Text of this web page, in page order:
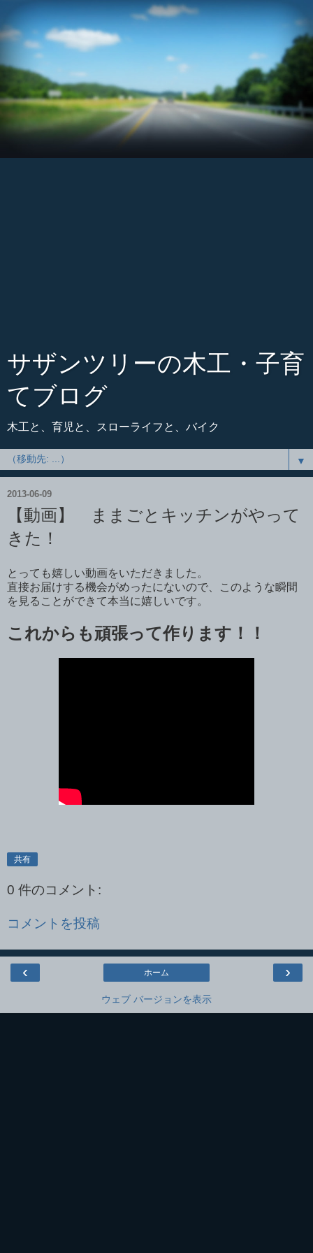
サザンツリーの木工・子育
てブログ
木工と、育児と、スローライフと、バイク
▼
2013-06-09
【動画】 ままごとキッチンがやって
きた！
とっても嬉しい動画をいただきました。
直接お届けする機会がめったにないので、このような瞬間
を見ることができて本当に嬉しいです。
これからも頑張って作ります！！
共有
0 件のコメント:
コメントを投稿
‹ ›
ホーム
ウェブ バージョンを表示